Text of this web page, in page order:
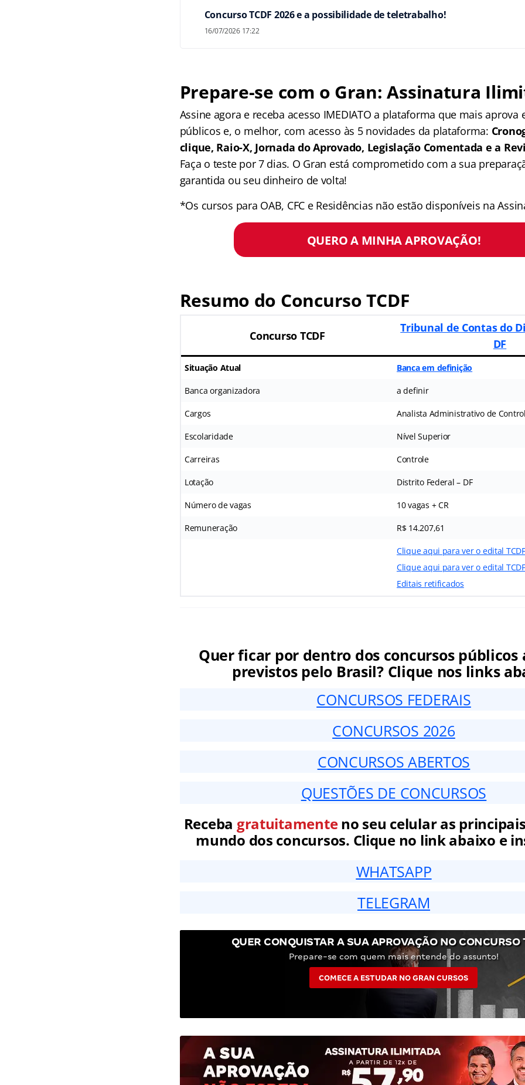
Concurso TCDF 2026 e a possibilidade de teletrabalho!
16/07/2026 17:22
Prepare-se com o Gran: Assinatura
Assine agora e receba acesso IMEDIATO a plataforma que mais aprova
públicos e, o melhor, com acesso às 5 novidades da plataforma:
clique, Raio-X, Jornada do Aprovado, Legislação Comentada e a
Faça o teste por 7 dias. O Gran está comprometido com a sua
garantida ou seu dinheiro de volta!
*Os cursos para OAB, CFC e Residências não estão disponíveis na
QUERO A MINHA APROVAÇÃO!
Resumo do Concurso TCDF
Concurso TCDF
Tribunal de Contas do
DF
Situação Atual Banca em definição
Banca organizadora a definir
Cargos Analista Administrativo de
Escolaridade Nível Superior
Carreiras Controle
Lotação Distrito Federal – DF
Número de vagas 10 vagas + CR
Remuneração R$ 14.207,61
Clique aqui para ver o edital
Clique aqui para ver o edital
Editais retificados
Quer ficar por dentro dos concursos públicos
previstos pelo Brasil? Clique nos links
CONCURSOS FEDERAIS
CONCURSOS 2026
CONCURSOS ABERTOS
QUESTÕES DE CONCURSOS
Receba gratuitamenteno seu celular as
mundo dos concursos. Clique no link abaixo e
WHATSAPP
TELEGRAM
QUER CONQUISTAR A SUA APROVAÇÃO NO CONCURSO
Prepare-se com quem mais entende do assunto!
COMECE A ESTUDAR NO GRAN CURSOS